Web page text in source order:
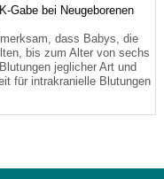
Gabe bei Neugeborenen
dass Babys, die
bis zum Alter von sechs
jeglicher Art und
für intrakranielle Blutungen